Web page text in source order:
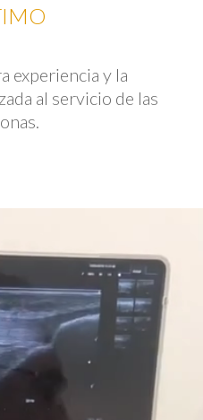
experiencia y la
al servicio de las